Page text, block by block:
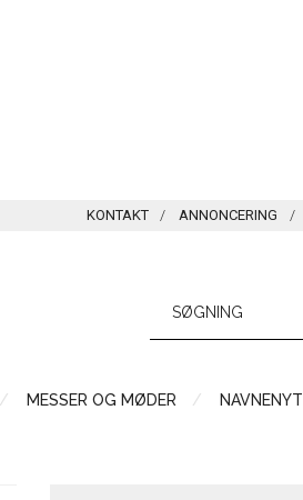
KONTAKT ANNONCERING
MESSER OG MØDER
NAVNENYT